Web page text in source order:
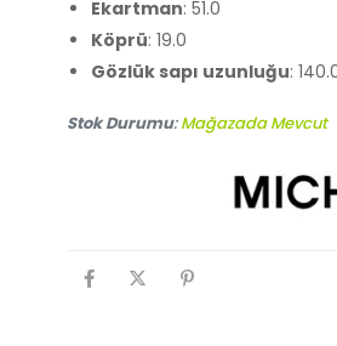
Ekartman: 51.0
Köprü: 19.0
Gözlük sapı uzunluğu:
Stok Durumu:Mağazada Mevcut